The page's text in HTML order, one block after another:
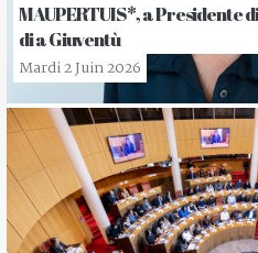
MAUPERTUIS*, a Presidente
di a Giuventù
Mardi 2 Juin 2026